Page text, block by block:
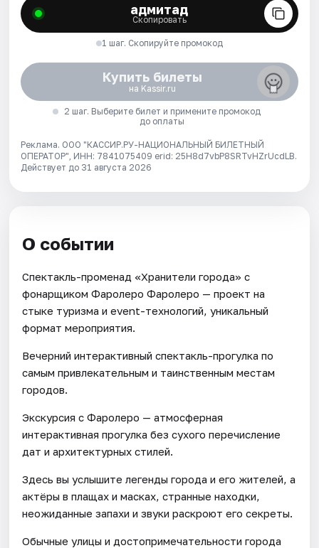
адмитад
Скопировать
1 шаг. Скопируйте промокод
Купить билеты
на Kassir.ru
2 шаг. Выберите билет и примените промокод
до оплаты
Реклама. ООО "КАССИР.РУ-НАЦИОНАЛЬНЫЙ БИЛЕТНЫЙ
ОПЕРАТОР", ИНН: 7841075409 erid: 25H8d7vbP8SRTvHZrUcdLB.
Действует до 31 августа 2026
О событии
Спектакль-променад «Хранители города» с
фонарщиком Фаролеро Фаролеро — проект на
стыке туризма и event-технологий, уникальный
формат мероприятия.
Вечерний интерактивный спектакль-прогулка по
самым привлекательным и таинственным местам
городов.
Экскурсия с Фаролеро — атмосферная
интерактивная прогулка без сухого перечисление
дат и архитектурных стилей.
Здесь вы услышите легенды города и его жителей, а
актёры в плащах и масках, странные находки,
неожиданные запахи и звуки раскроют его секреты.
Обычные улицы и достопримечательности города